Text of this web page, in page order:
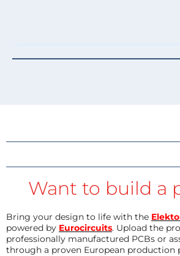
Want to build a
Bring your design to life with the
powered by Eurocircuits. Upload the
professionally manufactured PCBs or
through a proven European production